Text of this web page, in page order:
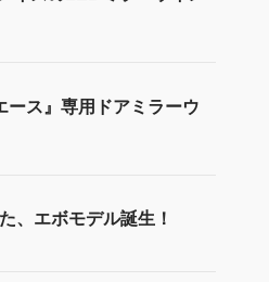
ース』専用ドアミラーウ
、エボモデル誕生！